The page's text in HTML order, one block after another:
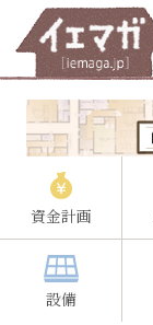
資金計画
設備